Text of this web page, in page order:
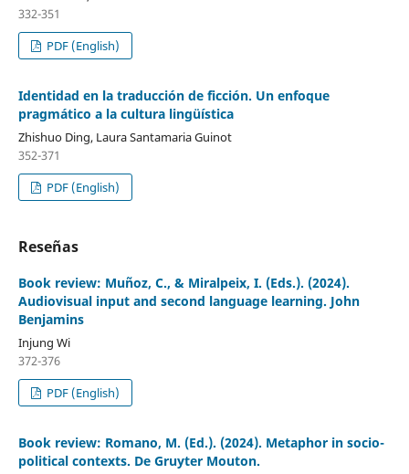
332-351
PDF (English)
Identidad en la traducción de ficción. Un enfoque
pragmático a la cultura lingüística
Zhishuo Ding, Laura Santamaria Guinot
352-371
PDF (English)
Reseñas
Book review: Muñoz, C., & Miralpeix, I. (Eds.). (2024).
Audiovisual input and second language learning. John
Benjamins
Injung Wi
372-376
PDF (English)
Book review: Romano, M. (Ed.). (2024). Metaphor in socio-
political contexts. De Gruyter Mouton.